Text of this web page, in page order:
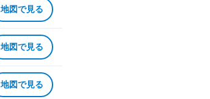
地図で見る
地図で見る
地図で見る